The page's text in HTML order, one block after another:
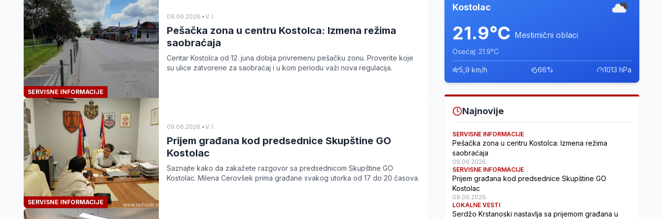
SERVISNE INFORMACIJE
09.06.2026.•V. I.
Pešačka zona u centru Kostolca: Izmena režima
saobraćaja
Centar Kostolca od 12. juna dobija privremenu pešačku zonu. Proverite koje
su ulice zatvorene za saobraćaj i u kom periodu važi nova regulacija.
SERVISNE INFORMACIJE
09.06.2026.•V. I.
Prijem građana kod predsednice Skupštine GO
Kostolac
Saznajte kako da zakažete razgovor sa predsednicom Skupštine GO
Kostolac. Milena Cerovšek prima građane svakog utorka od 17 do 20 časova.
Kostolac
21.9°C Mestimični oblaci
Osećaj: 21.9°C
5,9 km/h 66% 1013 hPa
Najnovije
SERVISNE INFORMACIJE
Pešačka zona u centru Kostolca: Izmena režima
saobraćaja
09.06.2026.
SERVISNE INFORMACIJE
Prijem građana kod predsednice Skupštine GO
Kostolac
09.06.2026.
LOKALNE VESTI
Serdžo Krstanoski nastavlja sa prijemom građana u